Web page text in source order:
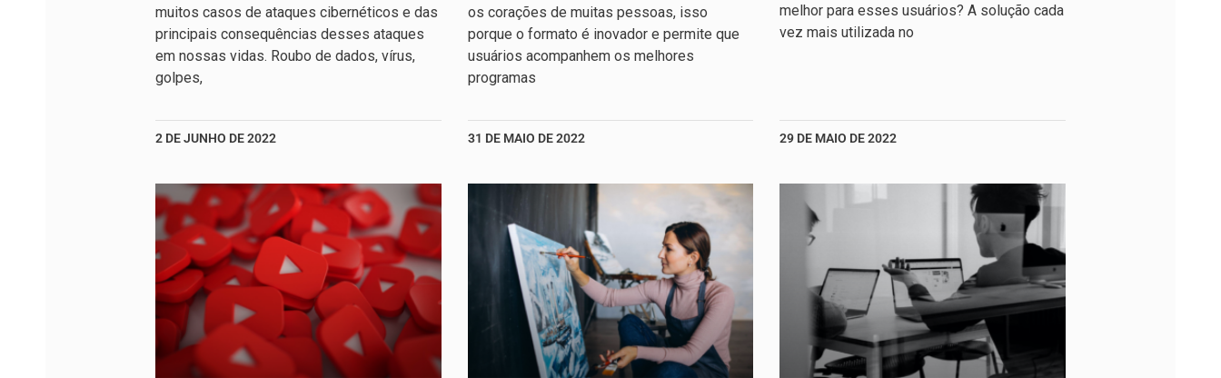
muitos casos de ataques cibernéticos e das
principais consequências desses ataques
em nossas vidas. Roubo de dados, vírus,
golpes,
2 DE JUNHO DE 2022
os corações de muitas pessoas, isso
porque o formato é inovador e permite que
usuários acompanhem os melhores
programas
31 DE MAIO DE 2022
melhor para esses usuários? A solução cada
vez mais utilizada no
29 DE MAIO DE 2022